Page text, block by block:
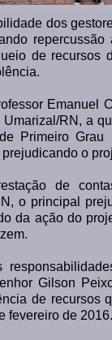
dos
de recursos
Emanuel
RN, a
Primeiro Grau
o
de
o principal
da ação do
Gilson
de recursos
fevereiro de 2016.